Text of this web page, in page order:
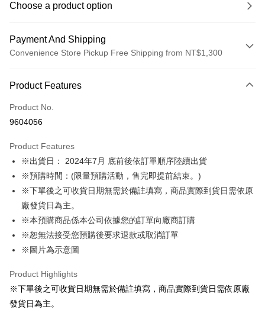
Choose a product option
Payment And Shipping
Convenience Store Pickup Free Shipping from NT$1,300
Credit Card (Full Payment)
Convenience Store Pickup and Pay
Apple Pay
Easy Wallet
Google Pay
ATM Transfer
Shipping Method
全家取貨付款
NT$65/order | Free shipping on orders of NT$1,300 or more
Product Features
Product No.
9604056
Product Features
※出貨日： 2024年7月 底前後依訂單順序陸續出貨
※預購時間：(限量預購活動，售完即提前結束。)
※下單後之可收貨日期無需於備註填寫，商品實際到貨日需依原
廠發貨日為主。
※本預購商品係本公司依據您的訂單向廠商訂購
※恕無法接受您預購後要求退款或取消訂單
※圖片為示意圖
Product Highlights
※下單後之可收貨日期無需於備註填寫，商品實際到貨日需依原廠
發貨日為主。